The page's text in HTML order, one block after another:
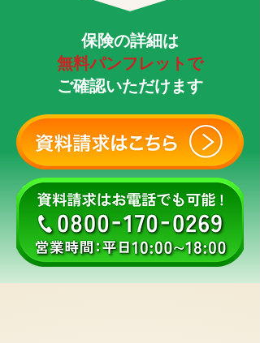
保険の詳細は
無料パンフレットで
​ご確認いただけます